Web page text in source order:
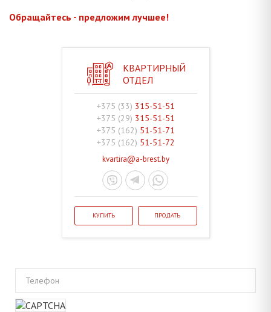
Обращайтесь - предложим лучшее!
КВАРТИРНЫЙ
ОТДЕЛ
+375 (33) 315-51-51
+375 (29) 315-51-51
+375 (162) 51-51-71
+375 (162) 51-51-72
kvartira@a-brest.by
КУПИТЬ ПРОДАТЬ
Телефон